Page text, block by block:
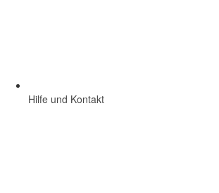
Hilfe und Kontakt